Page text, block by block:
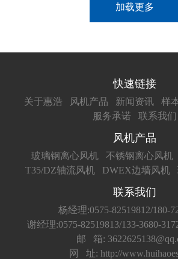
加载更多
快速链接
关于惠浩 风机产品 新闻资讯 样
服务承诺
联系我们
风机产品
玻璃钢离心风机 不锈钢离心风机
T35/DZ轴流风机
DWEX边墙风机
联系我们
杨经理:0575-82519812/180-
谢经理:0575-82519813/133-3680-
邮 箱:
网 址: http://